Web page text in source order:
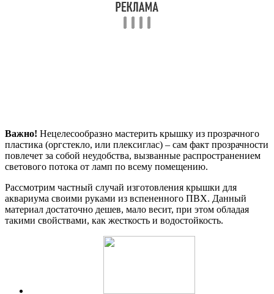
Важно! Нецелесообразно мастерить крышку из прозрачного
пластика (оргстекло, или плексиглас) – сам факт прозрачности
повлечет за собой неудобства, вызванные распространением
светового потока от ламп по всему помещению.
Рассмотрим частный случай изготовления крышки для
аквариума своими руками из вспененного ПВХ. Данный
материал достаточно дешев, мало весит, при этом обладая
такими свойствами, как жесткость и водостойкость.